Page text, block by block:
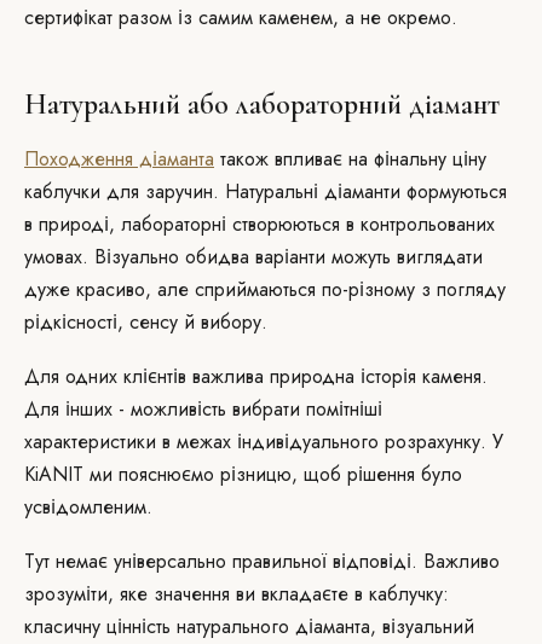
сертифікат разом із самим каменем, а не окремо.
Натуральний або лабораторний діамант
Походження діаманта також впливає на фінальну ціну
каблучки для заручин. Натуральні діаманти формуються
в природі, лабораторні створюються в контрольованих
умовах. Візуально обидва варіанти можуть виглядати
дуже красиво, але сприймаються по-різному з погляду
рідкісності, сенсу й вибору.
Для одних клієнтів важлива природна історія каменя.
Для інших - можливість вибрати помітніші
характеристики в межах індивідуального розрахунку. У
KiANIT ми пояснюємо різницю, щоб рішення було
усвідомленим.
Тут немає універсально правильної відповіді. Важливо
зрозуміти, яке значення ви вкладаєте в каблучку:
класичну цінність натурального діаманта, візуальний